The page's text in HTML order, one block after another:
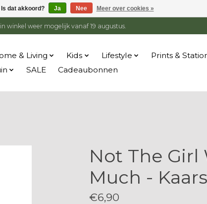
winkel weer mogelijk vanaf 19 augustus.
& Living Kids Lifestyle
Prints &
SALE Cadeaubonnen
Not The Girl
Much -
€6,90
dat akkoord? Ja Nee Meer over cookies »